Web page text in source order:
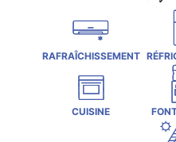
RAFRAÎCHISSEMENT
CUISINE